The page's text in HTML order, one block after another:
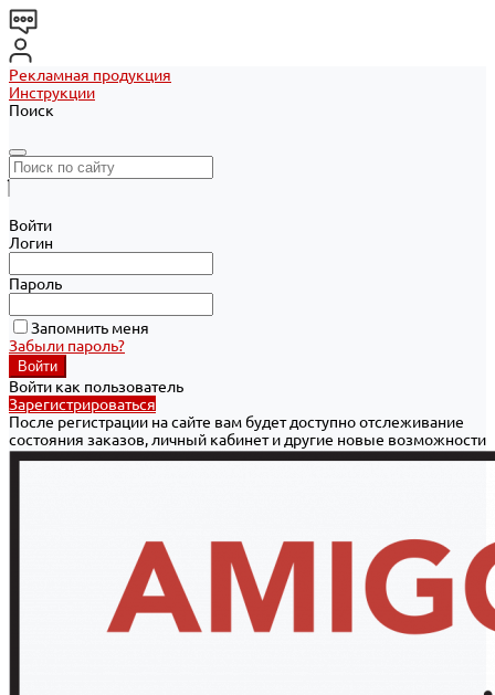
Рекламная продукция
Инструкции
Поиск
Войти
Логин
Пароль
Запомнить меня
Забыли пароль?
Войти как пользователь
Зарегистрироваться
После регистрации на сайте вам будет доступно отслеживание
состояния заказов, личный кабинет и другие новые возможности